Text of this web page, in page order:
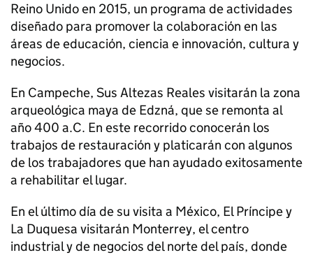
Reino Unido en 2015, un programa de actividades
diseñado para promover la colaboración en las
áreas de educación, ciencia e innovación, cultura y
negocios.
En Campeche, Sus Altezas Reales visitarán la zona
arqueológica maya de Edzná, que se remonta al
año 400 a.C. En este recorrido conocerán los
trabajos de restauración y platicarán con algunos
de los trabajadores que han ayudado exitosamente
a rehabilitar el lugar.
En el último día de su visita a México, El Príncipe y
La Duquesa visitarán Monterrey, el centro
industrial y de negocios del norte del país, donde